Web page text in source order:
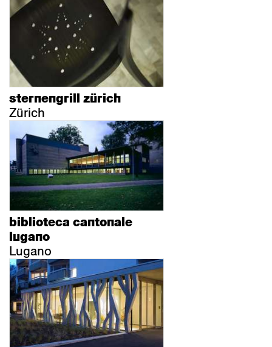
sternengrill zürich
Zürich
biblioteca cantonale
lugano
Lugano